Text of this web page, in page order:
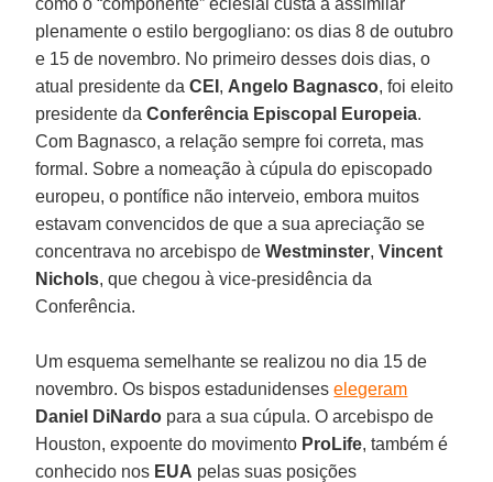
plenamente o estilo bergogliano: os dias 8 de outubro
e 15 de novembro. No primeiro desses dois dias, o
atual presidente daCEI , Angelo Bagnasco, foi eleito
presidente daConferência Episcopal Europeia.
Com Bagnasco, a relação sempre foi correta, mas
formal. Sobre a nomeação à cúpula do episcopado
europeu, o pontífice não interveio, embora muitos
estavam convencidos de que a sua apreciação se
concentrava no arcebispo deWestminster,Vincent
Nichols, que chegou à vice-presidência da
Conferência.
Um esquema semelhante se realizou no dia 15 de
novembro. Os bispos estadunidenseselegeram
Daniel DiNardo para a sua cúpula. O arcebispo de
Houston, expoente do movimento ProLife, também é
conhecido nos EUA pelas suas posições